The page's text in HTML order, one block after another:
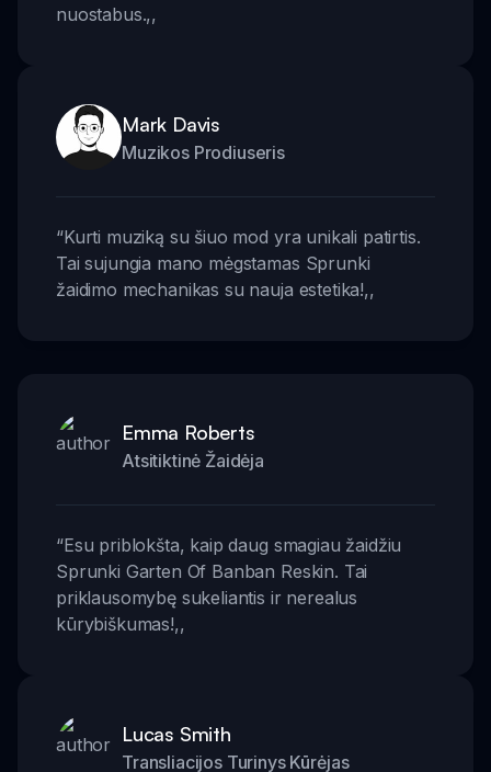
nuostabus.,,
Mark Davis
Muzikos Prodiuseris
“Kurti muziką su šiuo mod yra unikali patirtis.
Tai sujungia mano mėgstamas Sprunki
žaidimo mechanikas su nauja estetika!,,
Emma Roberts
Atsitiktinė Žaidėja
“Esu priblokšta, kaip daug smagiau žaidžiu
Sprunki Garten Of Banban Reskin. Tai
priklausomybę sukeliantis ir nerealus
kūrybiškumas!,,
Lucas Smith
Transliacijos Turinys Kūrėjas